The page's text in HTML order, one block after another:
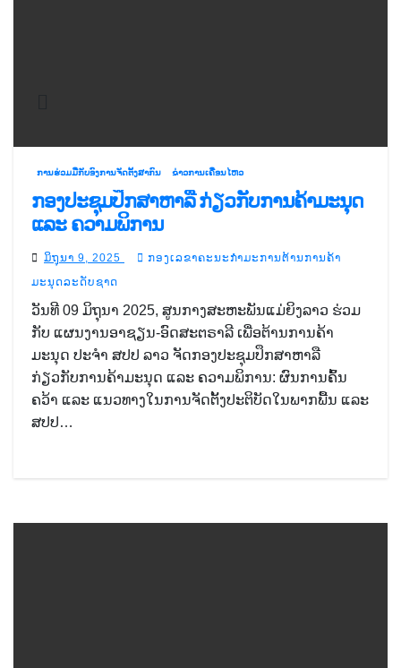
ການຮ່ວມມືກັບອົງການຈັດຕັ້ງສາກົນ ຂ່າວການເຄື່ອນໄຫວ
ກອງປະຊຸມປຶກສາຫາລື ກ່ຽວກັບການຄ້າມະນຸດ
ແລະ ຄວາມພິການ
ມິຖຸນາ 9, 2025
ກອງເລຂາຄະນະກຳມະການຕ້ານການຄ້າ
ມະນຸດລະດັບຊາດ
ວັນທີ 09 ມິຖຸນາ 2025, ສູນກາງສະຫະພັນແມ່ຍິງລາວ ຮ່ວມ
ກັບ ແຜນງານອາຊຽນ-ອົດສະຕຣາລີ ເພື່ອຕ້ານການຄ້າ
ມະນຸດ ປະຈໍາ ສປປ ລາວ ຈັດກອງປະຊຸມປຶກສາຫາລື
ກ່ຽວກັບການຄ້າມະນຸດ ແລະ ຄວາມພິການ: ຜົນການຄົ້ນ
ຄວ້າ ແລະ ແນວທາງໃນການຈັດຕັ້ງປະຕິບັດໃນພາກພື້ນ ແລະ
ສປປ…